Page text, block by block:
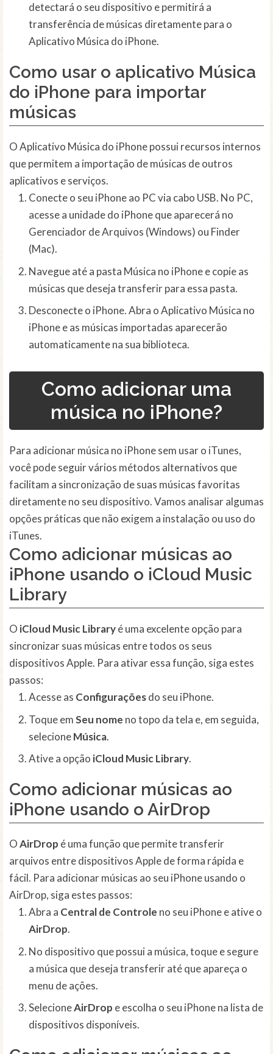
detectará o seu dispositivo e permitirá a
transferência de músicas diretamente para o
Aplicativo Música do iPhone.
Como usar o aplicativo Música
do iPhone para importar
músicas
O Aplicativo Música do iPhone possui recursos internos
que permitem a importação de músicas de outros
aplicativos e serviços.
Conecte o seu iPhone ao PC via cabo USB. No PC,
acesse a unidade do iPhone que aparecerá no
Gerenciador de Arquivos (Windows) ou Finder
(Mac).
Navegue até a pasta Música no iPhone e copie as
músicas que deseja transferir para essa pasta.
Desconecte o iPhone. Abra o Aplicativo Música no
iPhone e as músicas importadas aparecerão
automaticamente na sua biblioteca.
Como adicionar uma
música no iPhone?
Para adicionar música no iPhone sem usar o iTunes,
você pode seguir vários métodos alternativos que
facilitam a sincronização de suas músicas favoritas
diretamente no seu dispositivo. Vamos analisar algumas
opções práticas que não exigem a instalação ou uso do
iTunes.
Como adicionar músicas ao
iPhone usando o iCloud Music
Library
O iCloud Music Libraryé uma excelente opção para
sincronizar suas músicas entre todos os seus
dispositivos Apple. Para ativar essa função, siga estes
passos:
Acesse as Configuraçõesdo seu iPhone.
Toque emSeu nome no topo da tela e, em seguida,
selecioneMúsica.
Ative a opção iCloud Music Library.
Como adicionar músicas ao
iPhone usando o AirDrop
OAirDrop é uma função que permite transferir
arquivos entre dispositivos Apple de forma rápida e
fácil. Para adicionar músicas ao seu iPhone usando o
AirDrop, siga estes passos:
Abra a Central de Controle no seu iPhone e ative o
AirDrop.
No dispositivo que possui a música, toque e segure
a música que deseja transferir até que apareça o
menu de ações.
SelecioneAirDrop e escolha o seu iPhone na lista de
dispositivos disponíveis.